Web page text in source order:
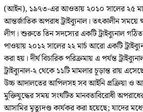
(আইন), ১৯৭৩-এর আওতায় ২০১০ সালের ২৫
আন্তর্জাতিক অপরাধ ট্রাইব্যুনাল। তৎকালীন
লীগ। শুরুতে তিন সদস্যের একটি ট্রাইব্যুনাল গঠিত
পাওয়ায় ২০১২ সালের ২২ মার্চ আরো একটি
করা হয়। দীর্ঘ বিচারিক পরিক্রমায় এ পর্যন্ত
ট্রাইব্যুনাল-২ থেকে ১১টি মামলার চূড়ান্ত রায়
উচ্চ আদালতের আপিলসহ সব আইনি প্রক্রিয়া ও
মুক্তিযুদ্ধের সময় সংঘটিত মানবতাবিরোধী
আসামির মৃত্যুদণ্ড কার্যকর করা হয়েছে; যাদের